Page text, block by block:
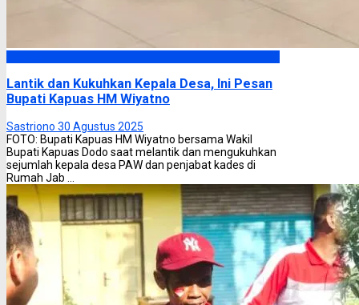
Lantik dan Kukuhkan Kepala Desa, Ini Pesan
Bupati Kapuas HM Wiyatno
Sastriono 30 Agustus 2025
FOTO: Bupati Kapuas HM Wiyatno bersama Wakil
Bupati Kapuas Dodo saat melantik dan mengukuhkan
sejumlah kepala desa PAW dan penjabat kades di
Rumah Jab ...